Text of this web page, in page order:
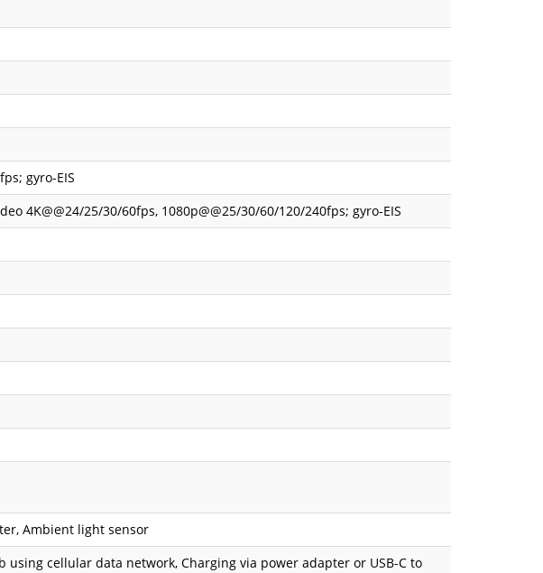
gyro-EIS
4K@@24/25/30/60fps, 1080p@@25/30/60/120/240fps; gyro-EIS
Ambient light sensor
using cellular data network, Charging via power adapter or USB-C to